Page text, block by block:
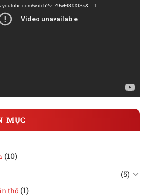
watch?v=Z9wFf8XXfSs&_=1
MỤC
(10)
(5)
thô (1)